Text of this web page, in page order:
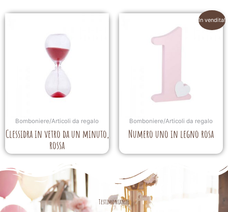
Bomboniere/Articoli da regalo
Clessidra in vetro da un minuto,
rossa
In vendita!
Bomboniere/Articoli da regalo
Numero uno in legno rosa
Testimonianze